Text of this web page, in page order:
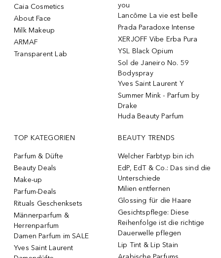
Caia Cosmetics
About Face
Milk Makeup
ARMAF
Transparent Lab
you
Lancôme La vie est belle
Prada Paradoxe Intense
XERJOFF Vibe Erba Pura
YSL Black Opium
Sol de Janeiro No. 59
Bodyspray
Yves Saint Laurent Y
Summer Mink - Parfum by
Drake
Huda Beauty Parfum
TOP KATEGORIEN
Parfum & Düfte
Beauty Deals
Make-up
Parfum-Deals
Rituals Geschenksets
Männerparfum &
Herrenparfum
Damen Parfum im SALE
Yves Saint Laurent
BEAUTY TRENDS
Welcher Farbtyp bin ich
EdP, EdT & Co.: Das sind die
Unterschiede
Milien entfernen
Glossing für die Haare
Gesichtspflege: Diese
Reihenfolge ist die richtige
Dauerwelle pflegen
Lip Tint & Lip Stain